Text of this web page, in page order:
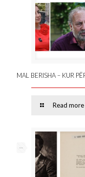
MAL BERISHA – KUR
Read more
--